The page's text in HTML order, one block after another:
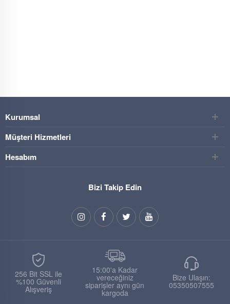
Kurumsal
Müşteri Hizmetleri
Hesabım
Bizi Takip Edin
256 Bit SSL ile
%100 Güvenli
Alışveriş
15:00'a Kadar
vereceğiniz
siparişler aynı gün
kargoda
Bize Ulaşın:
05350507555